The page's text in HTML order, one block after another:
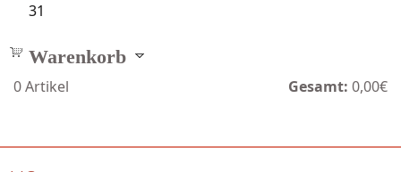
31
Warenkorb
0Artikel Gesamt: 0,00€